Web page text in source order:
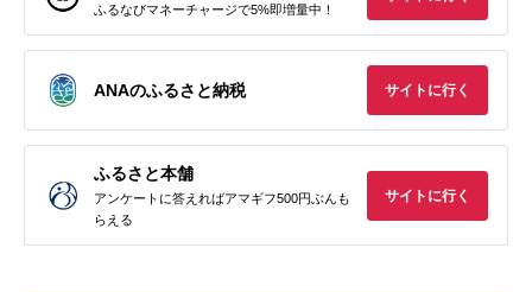
ふるなびマネーチャージで5%即増量中！
ANAのふるさと納税 サイトに行く
ふるさと本舗
アンケートに答えればアマギフ500円ぶんも
らえる
サイトに行く